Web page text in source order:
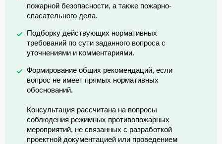
пожарной безопасности, а также пожарно-
спасательного дела.
Подборку действующих нормативных
требований по сути заданного вопроса с
уточнениями и комментариями.
Формирование общих рекомендаций, если
вопрос не имеет прямых нормативных
обоснований.
Консультация рассчитана на вопросы
соблюдения режимных противопожарных
мероприятий, не связанных с разработкой
проектной документацией или проведением